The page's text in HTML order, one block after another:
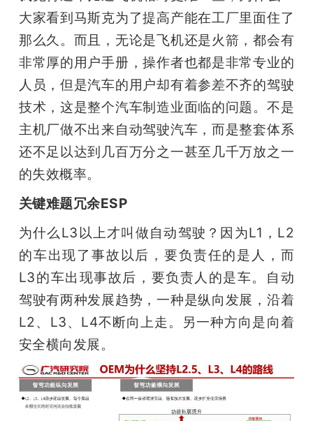
大家看到马斯克为了提高产能在工厂里面住了
那么久。而且，无论是飞机还是火箭，都会有
非常厚的用户手册，操作者也都是非常专业的
人员，但是汽车的用户却有着参差不齐的驾驶
技术，这是整个汽车制造业面临的问题。不是
主机厂做不出来自动驾驶汽车，而是整套体系
还不足以达到几百万分之一甚至几千万放之一
的失效概率。
关键难题冗余ESP
为什么L3以上才叫做自动驾驶？因为L1，L2
的车出现了事故以后，要负责任的是人，而
L3的车出现事故后，要负责人的是车。自动
驾驶有两种发展趋势，一种是纵向发展，沿着
L2、L3、L4不断向上走。另一种方向是向着
安全横向发展。